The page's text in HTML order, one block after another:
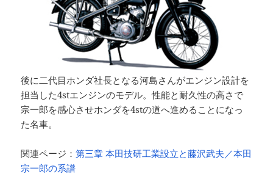
後に二代目ホンダ社長となる河島さんがエンジン設計を
担当した4stエンジンのモデル。性能と耐久性の高さで
宗一郎を感心させホンダを4stの道へ進めることになっ
た名車。
関連ページ：第三章 本田技研工業設立と藤沢武夫／本田
宗一郎の系譜